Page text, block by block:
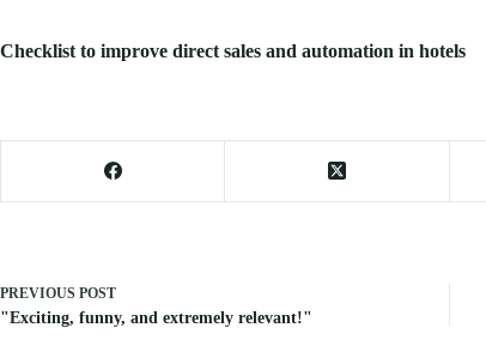
Checklist to improve direct sales and automation in hotels
PREVIOUS POST
"Exciting, funny, and extremely relevant!"